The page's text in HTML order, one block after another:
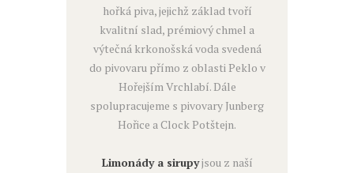
hořká piva, jejichž základ tvoří
kvalitní slad, prémiový chmel a
výtečná krkonošská voda svedená
do pivovaru přímo z oblasti Peklo v
Hořejším Vrchlabí. Dále
spolupracujeme s pivovary Junberg
Hořice a Clock Potštejn.
Limonády a sirupyjsou z naší